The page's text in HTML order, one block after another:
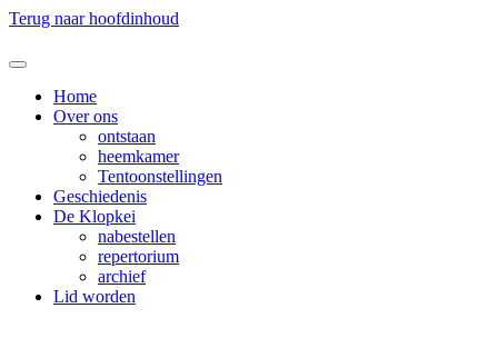
Terug naar hoofdinhoud
Home
Over ons
ontstaan
heemkamer
Tentoonstellingen
Geschiedenis
De Klopkei
nabestellen
repertorium
archief
Lid worden